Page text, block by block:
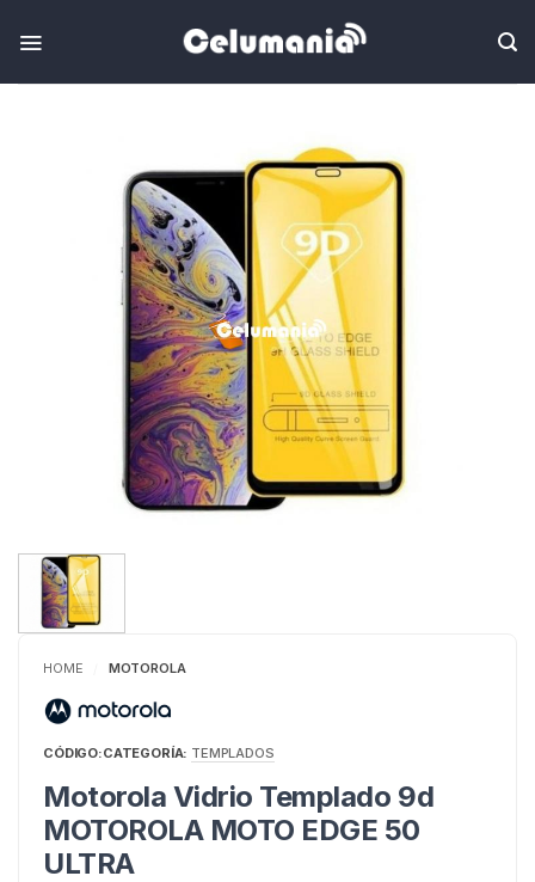
HOME MOTOROLA
CÓDIGO:CATEGORÍA: TEMPLADOS
Motorola Vidrio Templado 9d
MOTOROLA MOTO EDGE 50
ULTRA